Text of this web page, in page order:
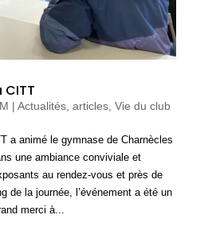
| Actualités, articles, Vie du club
a animé le gymnase de Charnècles
une ambiance conviviale et
au rendez-vous et près de
de la journée, l’événement a été un
merci à...